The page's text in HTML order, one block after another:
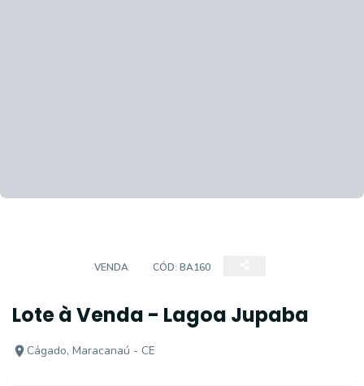
VENDA CÓD: BA160
Lote à Venda - Lagoa Jupaba
Cágado, Maracanaú - CE